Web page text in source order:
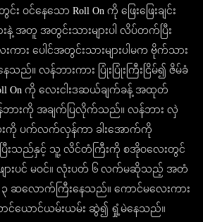
နေသော Roll On ကို ဖြေးဖြေးချင်း
အတူ အတွင်းသားများပါ လိပ်တက်ပြီး
ား ပေါင်အတွင်းသားများပါမက ဗိုက်သား
ည်။ လန်ဘားကား ပြုံးပြုံးကြီးငြိမ်၍ ဇိမ်ခံ
On ကို လေးငါးဒဆယ်ချက်ခန့် အထုတ်
ဘားကို အချက်ပြလိုက်သည်။ လန်ဘား လှဲ
းကို ပက်လက်လှန်ကာ ခါးအောက်ကို
ြီးသည်နှင့် သူ့ လိင်တံကြီးကို စအိုဝလေးတွင်
ားပင် မဝင်။ လုံးပတ် ၆ လက်မဆိုသည့် အတံ
ဆလောက်ကြီးနေသည်။ ကောင်မလေးကား
ာင်ယောင်ယမ်းယမ်း ဆွဲ၍ ရှုံ့မဲနေသည်။